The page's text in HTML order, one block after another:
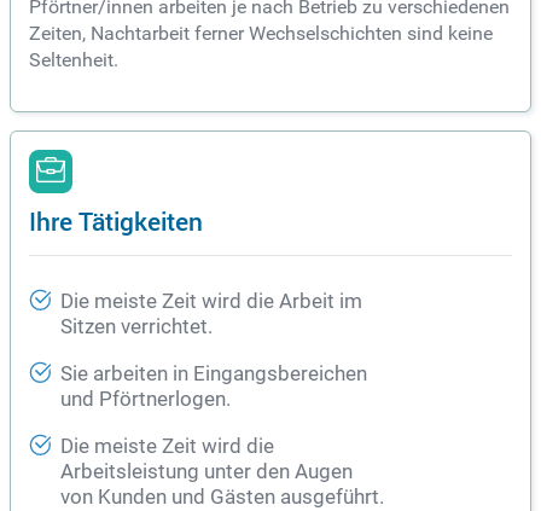
Pförtner/innen arbeiten je nach Betrieb zu verschiedenen
Zeiten, Nachtarbeit ferner Wechselschichten sind keine
Seltenheit.
Ihre Tätigkeiten
Die meiste Zeit wird die Arbeit im
Sitzen verrichtet.
Sie arbeiten in Eingangsbereichen
und Pförtnerlogen.
Die meiste Zeit wird die
Arbeitsleistung unter den Augen
von Kunden und Gästen ausgeführt.